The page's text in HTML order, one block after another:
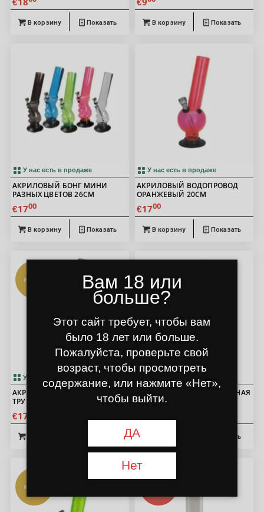
В корзину Показать В корзину Показать
У нас есть в продаже
АКРИЛОВЫЙ БОНГ МИНИ
РАЗНЫХ ЦВЕТОВ 26СМ
€1700
В корзину Показать
У нас есть в продаже
АКРИЛОВЫЙ ВОДОПРОВОД
ОРАНЖЕВЫЙ 20СМ
€1700
В корзину Показать
У нас есть в продаже
НОВАЯ
АКРИЛОВАЯ ВОДОПРОВОДНАЯ
ТРУБА SLIM BLACK 20СМ
€17
НОВАЯ
АКРИЛОВАЯ ВОДОПРОВОДНАЯ
ТРУБА SLIM BLUE 20СМ
Показать
НОВАЯ
Вам 18 или
больше?
Этот сайт требует, чтобы вам
было 18 лет или больше.
Пожалуйста, проверьте свой
возраст, чтобы просмотреть
содержание, или нажмите «Нет»,
чтобы выйти.
ДА
Нет